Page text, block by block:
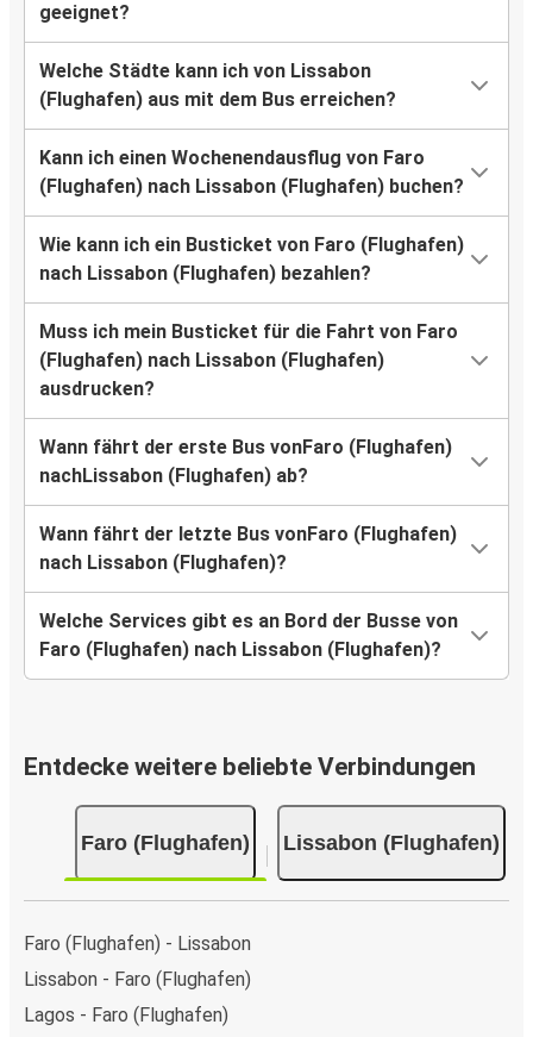
geeignet?
Welche Städte kann ich von Lissabon
(Flughafen) aus mit dem Bus erreichen?
Kann ich einen Wochenendausflug von Faro
(Flughafen) nach Lissabon (Flughafen) buchen?
Wie kann ich ein Busticket von Faro (Flughafen)
nach Lissabon (Flughafen) bezahlen?
Muss ich mein Busticket für die Fahrt von Faro
(Flughafen) nach Lissabon (Flughafen)
ausdrucken?
Wann fährt der erste Bus vonFaro (Flughafen)
nachLissabon (Flughafen) ab?
Wann fährt der letzte Bus vonFaro (Flughafen)
nach Lissabon (Flughafen)?
Welche Services gibt es an Bord der Busse von
Faro (Flughafen) nach Lissabon (Flughafen)?
Entdecke weitere beliebte Verbindungen
Faro (Flughafen) Lissabon (Flughafen)
Faro (Flughafen) - Lissabon
Lissabon - Faro (Flughafen)
Lagos - Faro (Flughafen)